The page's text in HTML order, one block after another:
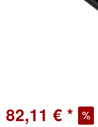
82,11 € *